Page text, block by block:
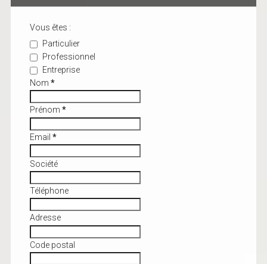
Vous êtes :
Particulier
Professionnel
Entreprise
Nom *
Prénom *
Email *
Société
Téléphone
Adresse
Code postal